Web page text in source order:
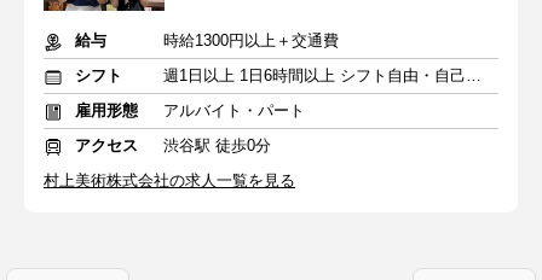
給与
時給1300円以上＋交通費
シフト
週1日以上 1日6時間以上 シフト自由・自己申告
雇用形態
アルバイト・パート
アクセス
渋谷駅 徒歩0分
村上美術株式会社の求人一覧を見る